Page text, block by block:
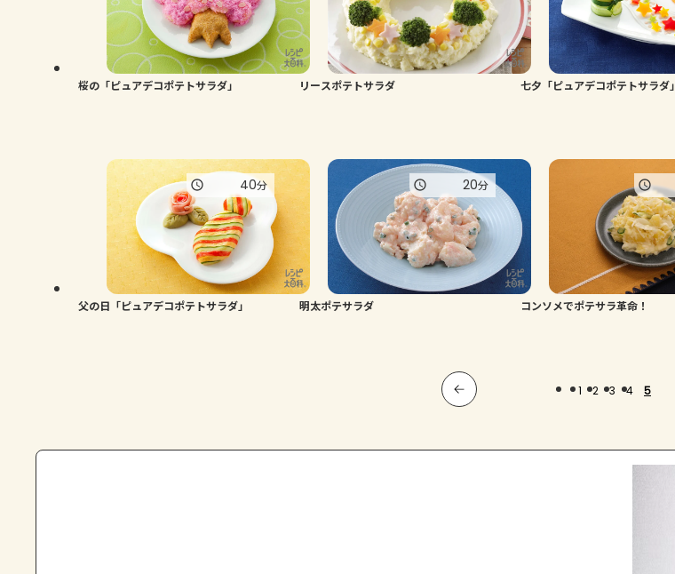
桜の「ピュアデコポテトサラダ」 リースポテトサラダ 七夕「ピュアデコポテトサラダ」
父の日「ピュアデコポテトサラダ」
40分
明太ポテサラダ
20分
コンソメでポテサラ革命！
1 2 3 4 5